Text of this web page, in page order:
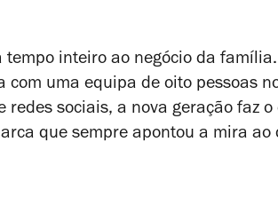
inteiro ao negócio da
com uma equipa de oito pessoas
redes sociais, a nova geração faz
que sempre apontou a mira ao